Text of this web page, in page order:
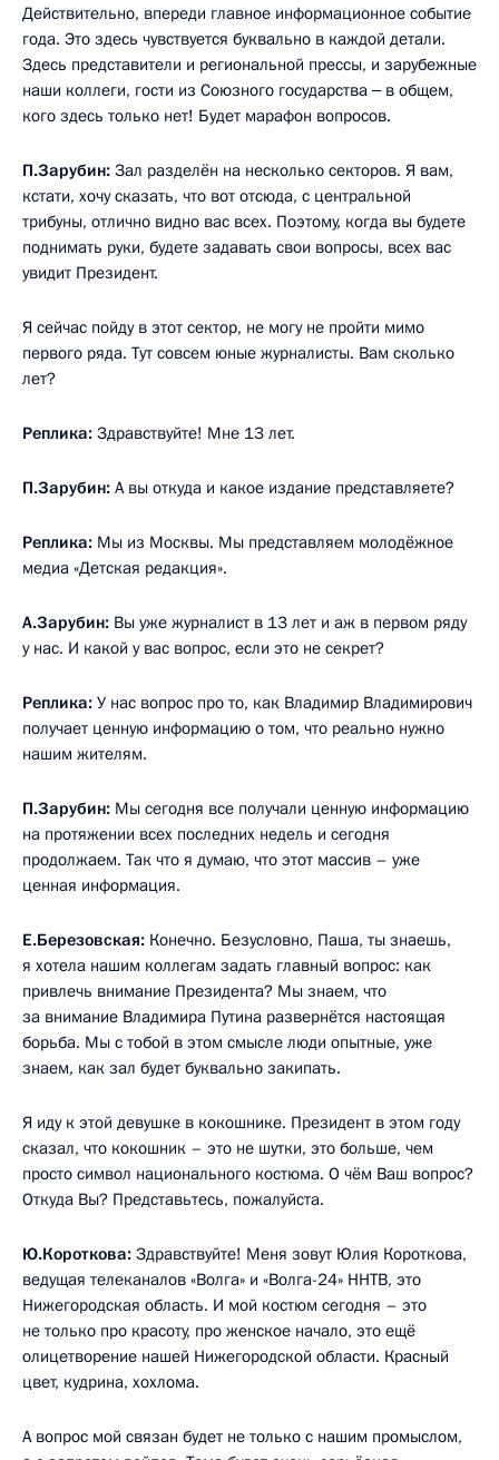
Действительно, впереди главное информационное событие
года. Это здесь чувствуется буквально в каждой детали.
Здесь представители и региональной прессы, и зарубежные
наши коллеги, гости из Союзного государства ‒ в общем,
кого здесь только нет! Будет марафон вопросов.
П.Зарубин: Зал разделён на несколько секторов. Я вам,
кстати, хочу сказать, что вот отсюда, с центральной
трибуны, отлично видно вас всех. Поэтому, когда вы будете
поднимать руки, будете задавать свои вопросы, всех вас
увидит Президент.
Я сейчас пойду в этот сектор, не могу не пройти мимо
первого ряда. Тут совсем юные журналисты. Вам сколько
лет?
Реплика: Здравствуйте! Мне 13 лет.
П.Зарубин: А вы откуда и какое издание представляете?
Реплика: Мы из Москвы. Мы представляем молодёжное
медиа «Детская редакция».
А.Зарубин: Вы уже журналист в 13 лет и аж в первом ряду
у нас. И какой у вас вопрос, если это не секрет?
Реплика: У нас вопрос про то, как Владимир Владимирович
получает ценную информацию о том, что реально нужно
нашим жителям.
П.Зарубин: Мы сегодня все получали ценную информацию
на протяжении всех последних недель и сегодня
продолжаем. Так что я думаю, что этот массив – уже
ценная информация.
Е.Березовская: Конечно. Безусловно, Паша, ты знаешь,
я хотела нашим коллегам задать главный вопрос: как
привлечь внимание Президента? Мы знаем, что
за внимание Владимира Путина развернётся настоящая
борьба. Мы с тобой в этом смысле люди опытные, уже
знаем, как зал будет буквально закипать.
Я иду к этой девушке в кокошнике. Президент в этом году
сказал, что кокошник – это не шутки, это больше, чем
просто символ национального костюма. О чём Ваш вопрос?
Откуда Вы? Представьтесь, пожалуйста.
Ю.Короткова: Здравствуйте! Меня зовут Юлия Короткова,
ведущая телеканалов «Волга» и «Волга-24» ННТВ, это
Нижегородская область. И мой костюм сегодня – это
не только про красоту, про женское начало, это ещё
олицетворение нашей Нижегородской области. Красный
цвет, кудрина, хохлома.
А вопрос мой связан будет не только с нашим промыслом,